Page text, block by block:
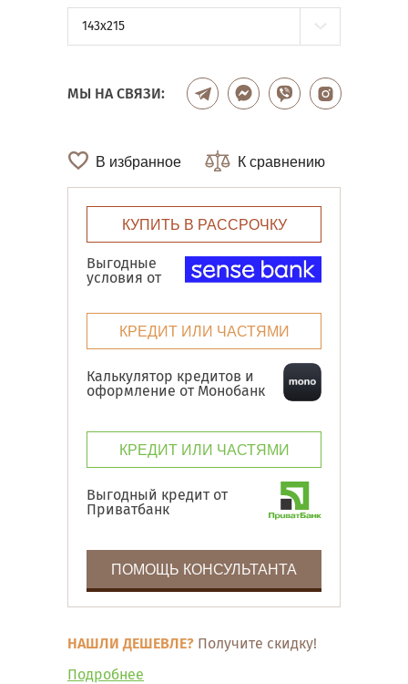
143x215
МЫ НА СВЯЗИ:
В избранное К сравнению
КУПИТЬ В РАССРОЧКУ
Выгодные
условия от
КРЕДИТ ИЛИ ЧАСТЯМИ
Калькулятор кредитов и
оформление от Монобанк
КРЕДИТ ИЛИ ЧАСТЯМИ
Выгодный кредит от
Приватбанк
ПОМОЩЬ КОНСУЛЬТАНТА
НАШЛИ ДЕШЕВЛЕ? Получите скидку!
Подробнее